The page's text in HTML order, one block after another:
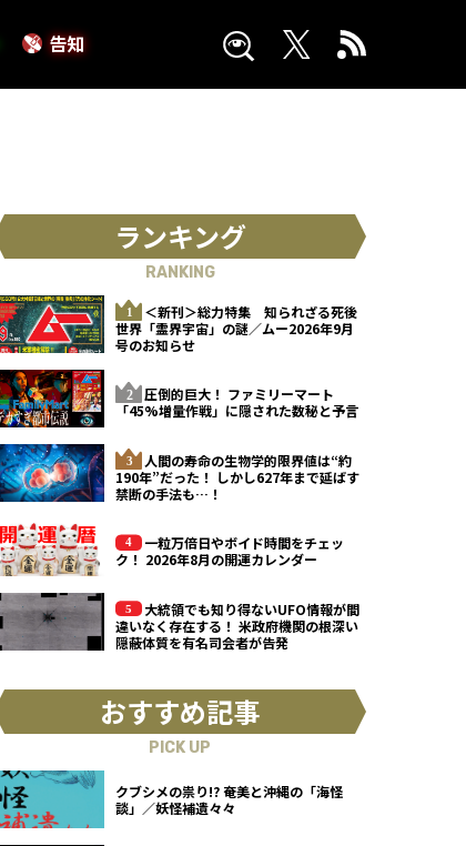
告知
ランキング
RANKING
＜新刊＞総力特集 知られざる死後
世界「霊界宇宙」の謎／ムー2026年9月
号のお知らせ
圧倒的巨大！ ファミリーマート
「45%増量作戦」に隠された数秘と予言
人間の寿命の生物学的限界値は“約
190年”だった！ しかし627年まで延ばす
禁断の手法も…！
一粒万倍日やボイド時間をチェッ
ク！ 2026年8月の開運カレンダー
大統領でも知り得ないUFO情報が間
違いなく存在する！ 米政府機関の根深い
隠蔽体質を有名司会者が告発
おすすめ記事
PICK UP
クブシメの祟り!? 奄美と沖縄の「海怪
談」／妖怪補遺々々